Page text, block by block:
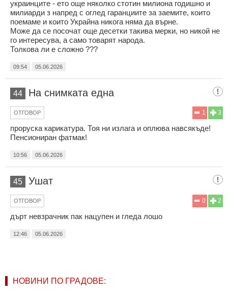
украинците - ето още няколко стотин милиона годишно и
милиарди з напред с оглед гаранциите за заемите, които
поемаме и които Украйна никога няма да върне.
Може да се посочат още десетки такива мерки, но никой не
го интересува, а само товарят народа.
Толкова ли е сложно ???
09:54 05.06.2026
44 На снимката една
3
1
ОТГОВОР
проруска карикатура. Тоя ни излага и оплюва навсякъде!
Пенсиониран фатмак!
10:56 05.06.2026
45 Ушат
2
0
ОТГОВОР
дърт невзрачник пак нацупен и гледа лошо
12:46 05.06.2026
НОВИНИ ПО ГРАДОВЕ: